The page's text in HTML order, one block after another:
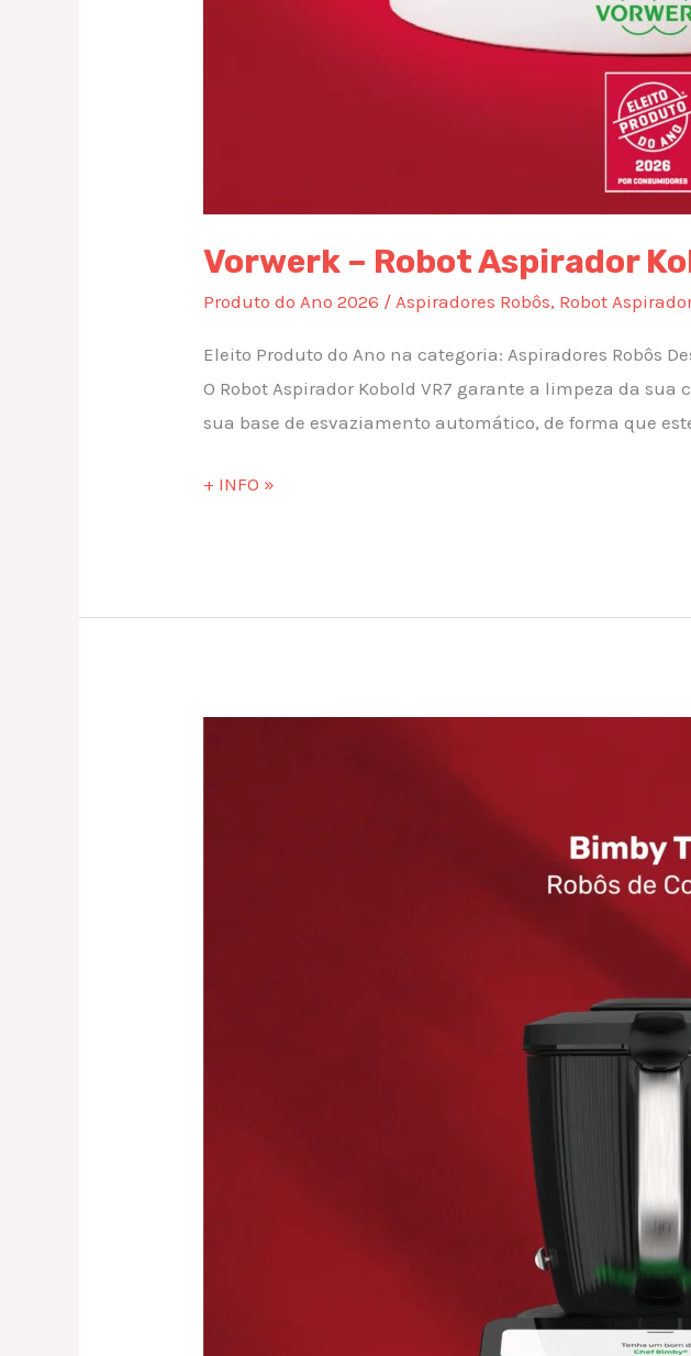
Vorwerk – Robot Aspirador
Produto do Ano 2026 /Aspiradores Robôs, Robot
Eleito Produto do Ano na categoria: Aspiradores Robôs
O Robot Aspirador Kobold VR7 garante a limpeza da
sua base de esvaziamento automático, de forma que
+ INFO »